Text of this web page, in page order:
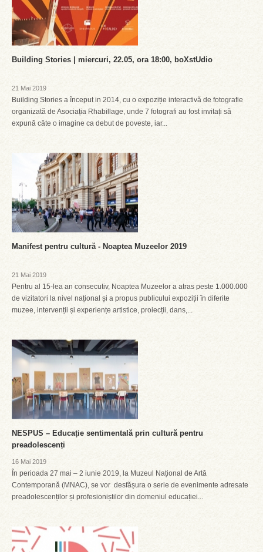
Building Stories | miercuri, 22.05, ora 18:00, boXstUdio
21 Mai 2019
Building Stories a început in 2014, cu o expoziție interactivă de fotografie
organizată de Asociația Rhabillage, unde 7 fotografi au fost invitați să
expună câte o imagine ca debut de poveste, iar...
Manifest pentru cultură - Noaptea Muzeelor 2019
21 Mai 2019
Pentru al 15-lea an consecutiv, Noaptea Muzeelor a atras peste 1.000.000
de vizitatori la nivel național și a propus publicului expoziții în diferite
muzee, intervenții și experiențe artistice, proiecții, dans,...
NESPUS – Educație sentimentală prin cultură pentru
preadolescenți
16 Mai 2019
În perioada 27 mai – 2 iunie 2019, la Muzeul Național de Artă
Contemporană (MNAC), se vor desfășura o serie de evenimente adresate
preadolescenților și profesioniștilor din domeniul educației...